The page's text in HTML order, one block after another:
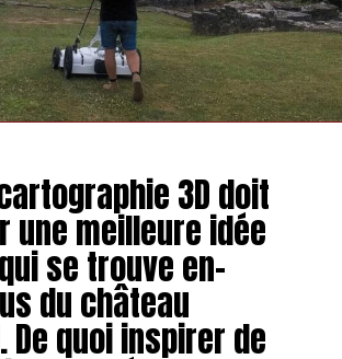
3D doit
une meilleure idée
se trouve en-
du château
De quoi inspirer de